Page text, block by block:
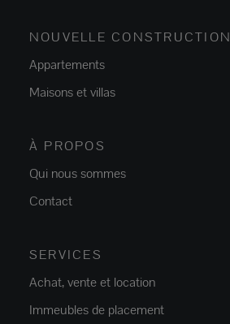
NOUVELLE CONSTRUCTION
Appartements
Maisons et villas
À PROPOS
Qui nous sommes
Contact
SERVICES
Achat, vente et location
Immeubles de placement